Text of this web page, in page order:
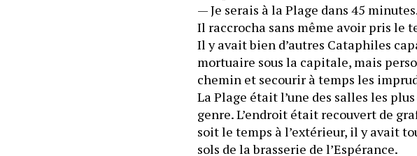
— Je serais à la Plage dans 45
Il raccrocha sans même avoir pris le
Il y avait bien d’autres Cataphiles
mortuaire sous la capitale, mais
chemin et secourir à temps les
La Plage était l’une des salles les
genre. L’endroit était recouvert de
soit le temps à l’extérieur, il y avait